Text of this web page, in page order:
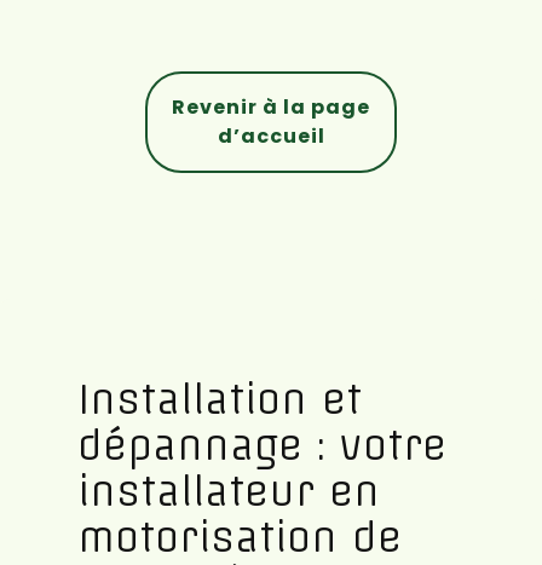
Revenir à la page
d’accueil
Installation et
dépannage : votre
installateur en
motorisation de